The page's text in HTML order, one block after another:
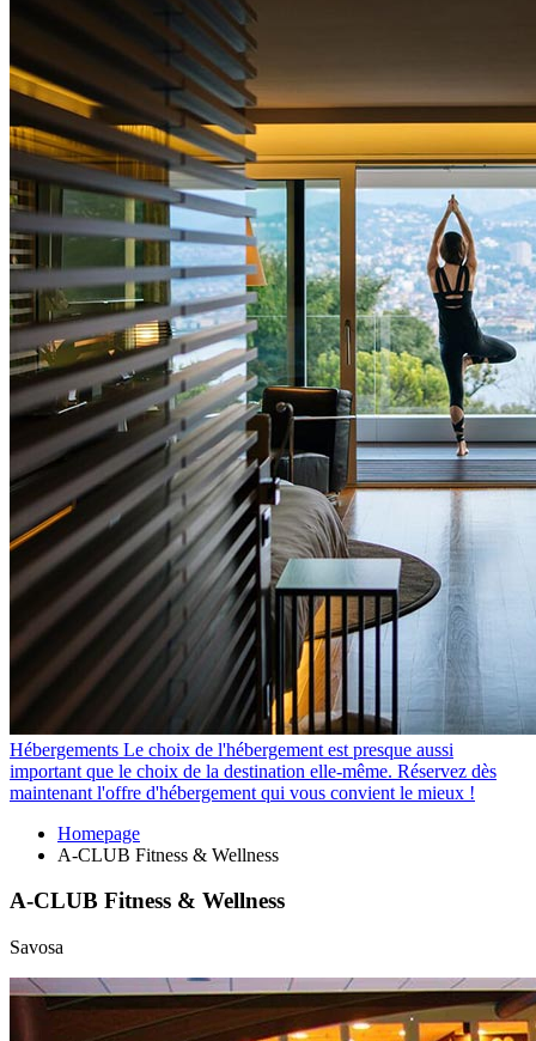
Hébergements Le choix de l'hébergement est presque aussi
important que le choix de la destination elle-même. Réservez dès
maintenant l'offre d'hébergement qui vous convient le mieux !
Homepage
A-CLUB Fitness & Wellness
A-CLUB Fitness & Wellness
Savosa